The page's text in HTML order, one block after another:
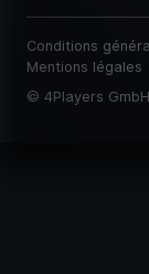
© 4Players GmbH
Conditions
Mentions légales